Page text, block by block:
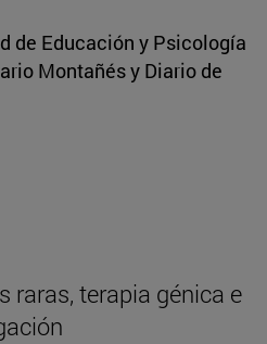
de Educación y Psicología
Montañés y Diario de
raras, terapia génica e